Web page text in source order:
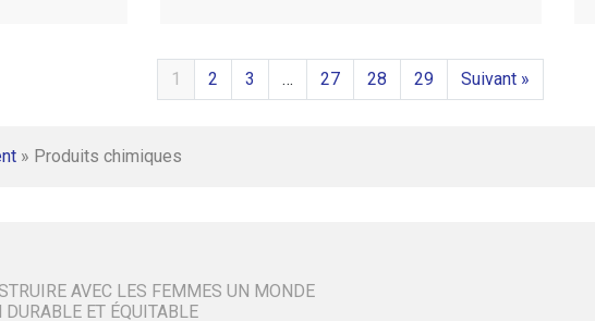
1 2 3 … 27 28 29 Suivant »
» Produits chimiques
AVEC LES FEMMES UN MONDE
DURABLE ET ÉQUITABLE